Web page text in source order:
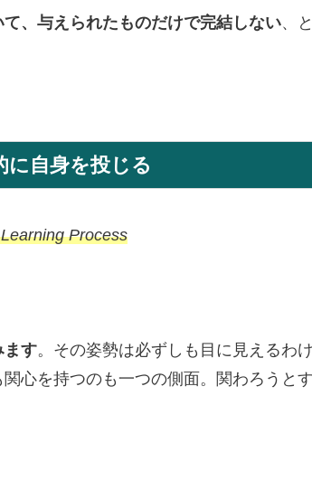
、与えられたものだけで完結しない、
に自身を投じる
Process
ます。その姿勢は必ずしも目に見えるわ
心を持つのも一つの側面。関わろうと